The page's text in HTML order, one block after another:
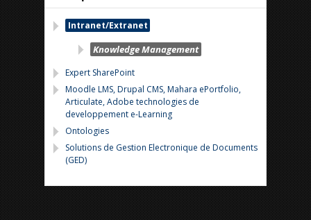
Intranet/Extranet
Knowledge Management
Expert SharePoint
Moodle LMS, Drupal CMS, Mahara ePortfolio,
Articulate, Adobe technologies de
developpement e-Learning
Ontologies
Solutions de Gestion Electronique de Documents
(GED)